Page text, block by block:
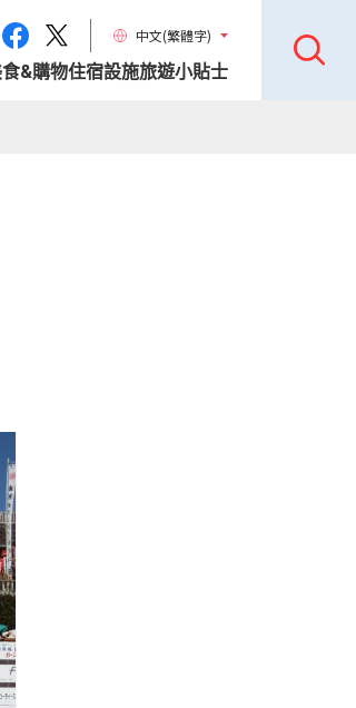
中文(繁體字)
&購物住宿設施旅遊小貼士